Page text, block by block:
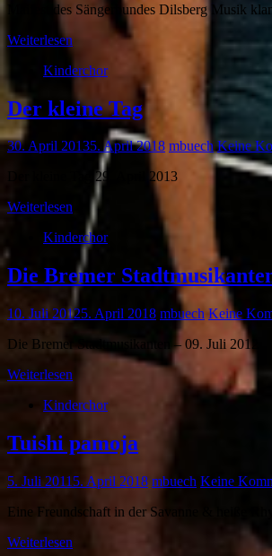
Maifest des Sängerbundes Dilsberg Musik
Weiterlesen
Kinderchor
Der kleine Tag
30. April 20135. April 2018 mbuech Keine
Der kleine Tag 29. April 2013
Weiterlesen
Kinderchor
Die Bremer
10. Juli 20125. April 2018 mbuech Keine
Die Bremer Stadtmusikanten – 09. Juli
Weiterlesen
Kinderchor
Tuishi pamoja
5. Juli 2011 5. April 2018 mbuech Keine
Eine Freundschaft in der Savanne & heiße
Weiterlesen